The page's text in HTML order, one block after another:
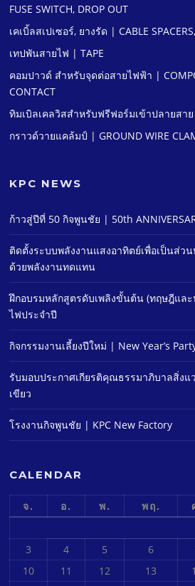
FUSE SWITCH, DROP OUT
เคเบิ้ลสเปเซอร์, ยางรัด | CABLE
เทปพันสายไฟ | TAPE
คอมปาวด์ สําหรับจุดต่อสายไฟฟ้า |
CONTACT
ทิมเบิลเคลวิสสําหรับฟรีฟอร์มเข้าปลายสาย
กราวด์วายแคล้มป์ | GROUND WIRE
KPC NEWS
ก้าวสู่ปีที่ 50 กิจพูนชัย | 50th
ติดตั้งระบบพลังงานแสงอาทิตย์เพื่อเป็นส่ว
ด้วยพลังงานทดแทน
ฝึกอบรมหลักสูตรดับเพลิงขั้นต้น (ทฤษฎีแล
ไฟประจําปี
กิจกรรมงานเลี้ยงปีใหม่ | New Year’s
รับมอบประกาศเกียรติคุณธรรมาภิบาลสิ่ง
เขียว
โรงงานกิจพูนชัย | KPC New Factory
CALENDAR
จ. อ. พ. พฤ.
3
4 5 6
10
11 12 13